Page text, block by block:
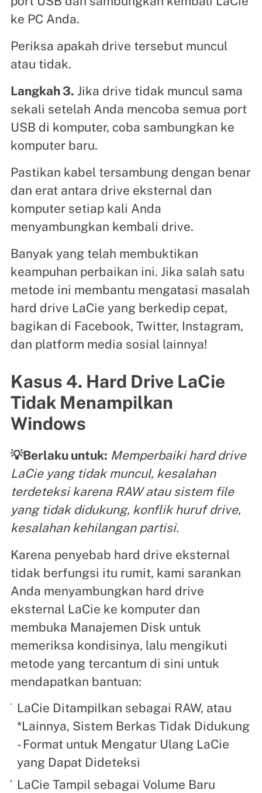
ke PC Anda.
Periksa apakah drive tersebut muncul
atau tidak.
Langkah 3. Jika drive tidak muncul sama
sekali setelah Anda mencoba semua port
USB di komputer, coba sambungkan ke
komputer baru.
Pastikan kabel tersambung dengan benar
dan erat antara drive eksternal dan
komputer setiap kali Anda
menyambungkan kembali drive.
Banyak yang telah membuktikan
keampuhan perbaikan ini. Jika salah satu
metode ini membantu mengatasi masalah
hard drive LaCie yang berkedip cepat,
bagikan di Facebook, Twitter, Instagram,
dan platform media sosial lainnya!
Kasus 4. Hard Drive LaCie
Tidak Menampilkan
Windows
💡Berlaku untuk: Memperbaiki hard drive
LaCie yang tidak muncul, kesalahan
terdeteksi karena RAW atau sistem file
yang tidak didukung, konflik huruf drive,
kesalahan kehilangan partisi.
Karena penyebab hard drive eksternal
tidak berfungsi itu rumit, kami sarankan
Anda menyambungkan hard drive
eksternal LaCie ke komputer dan
membuka Manajemen Disk untuk
memeriksa kondisinya, lalu mengikuti
metode yang tercantum di sini untuk
mendapatkan bantuan:
LaCie Ditampilkan sebagai RAW, atau
*Lainnya, Sistem Berkas Tidak Didukung
- Format untuk Mengatur Ulang LaCie
yang Dapat Dideteksi
LaCie Tampil sebagai Volume Baru